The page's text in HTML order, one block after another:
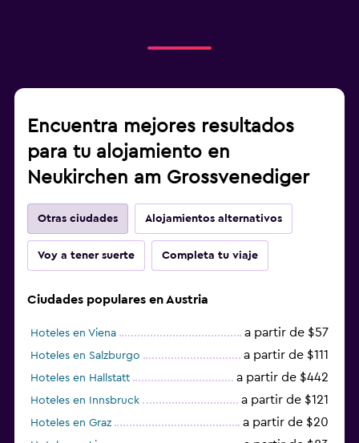
Encuentra mejores resultados
para tu alojamiento en
Neukirchen am Grossvenediger
Otras ciudades Alojamientos alternativos
Voy a tener suerte Completa tu viaje
Ciudades populares en Austria
Hoteles en Viena a partir de $57
Hoteles en Salzburgo a partir de $111
Hoteles en Hallstatt a partir de $442
Hoteles en Innsbruck a partir de $121
Hoteles en Graz a partir de $20